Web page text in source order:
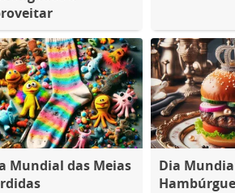
Mundial das Meias
Dia